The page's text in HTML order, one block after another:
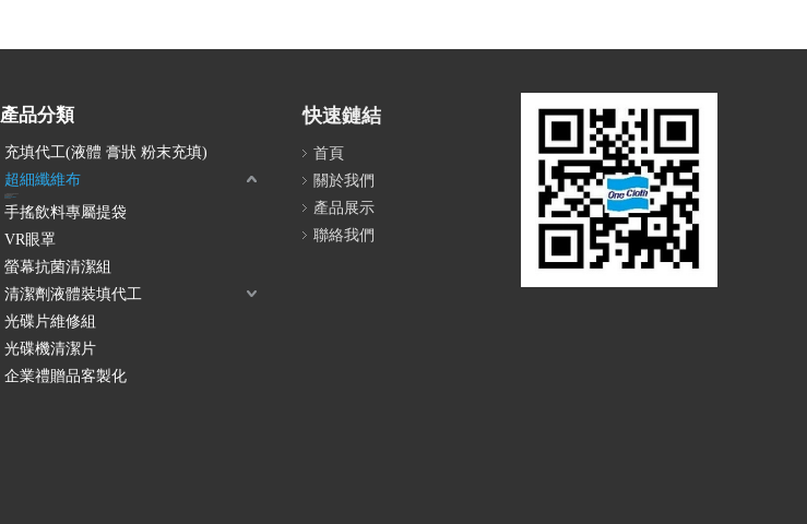
產品分類
充填代工(液體 膏狀 粉末充填)
超細纖維布
手搖飲料專屬提袋
VR眼罩
螢幕抗菌清潔組
清潔劑液體裝填代工
光碟片維修組
光碟機清潔片
企業禮贈品客製化
快速鏈結
首頁
關於我們
產品展示
聯絡我們